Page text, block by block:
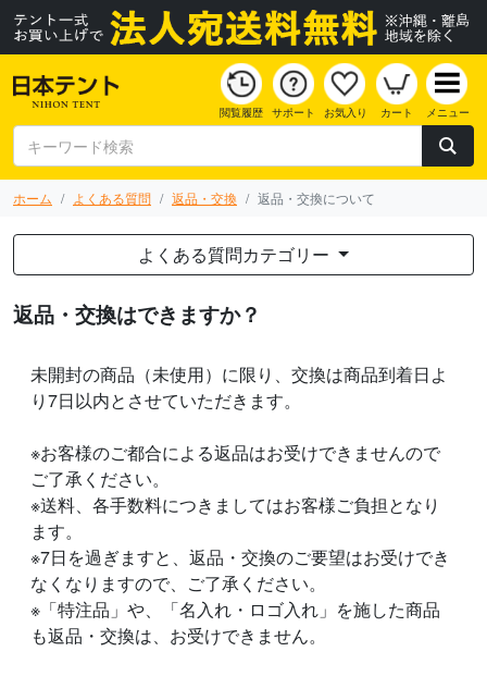
閲覧履歴 サポート お気入り カート メニュー
ホーム よくある質問 返品・交換 返品・交換について
よくある質問カテゴリー
返品・交換はできますか？
未開封の商品（未使用）に限り、交換は商品到着日よ
り7日以内とさせていただきます。
※お客様のご都合による返品はお受けできませんので
ご了承ください。
※送料、各手数料につきましてはお客様ご負担となり
ます。
※7日を過ぎますと、返品・交換のご要望はお受けでき
なくなりますので、ご了承ください。
※「特注品」や、「名入れ・ロゴ入れ」を施した商品
も返品・交換は、お受けできません。